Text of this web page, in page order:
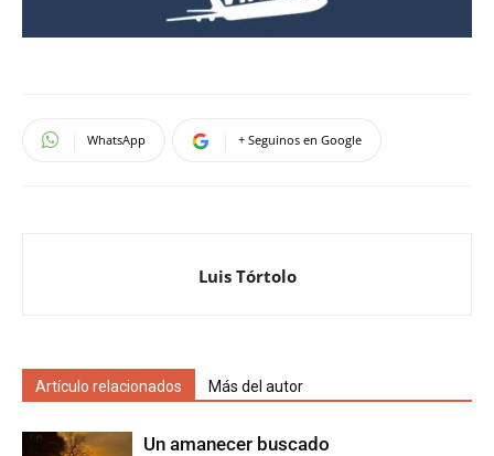
WhatsApp + Seguinos en Google
Luis Tórtolo
Artículo relacionados Más del autor
Un amanecer buscado